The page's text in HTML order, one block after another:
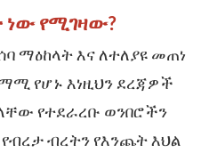
ነው የሚገዛው?
ማዕከላት እና ለተለያዩ መጠነ
የሆኑ እነዚህን ደረጃዎች
የተደራረቡ ወንበሮችን
የብረታ ብረትን የእንጨት እህል